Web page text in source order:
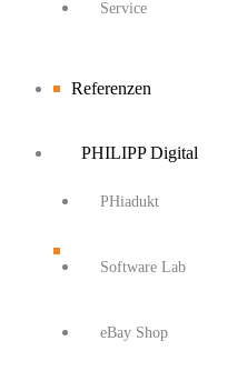
Service
Referenzen
PHILIPP Digital
PHiadukt
Software Lab
eBay Shop